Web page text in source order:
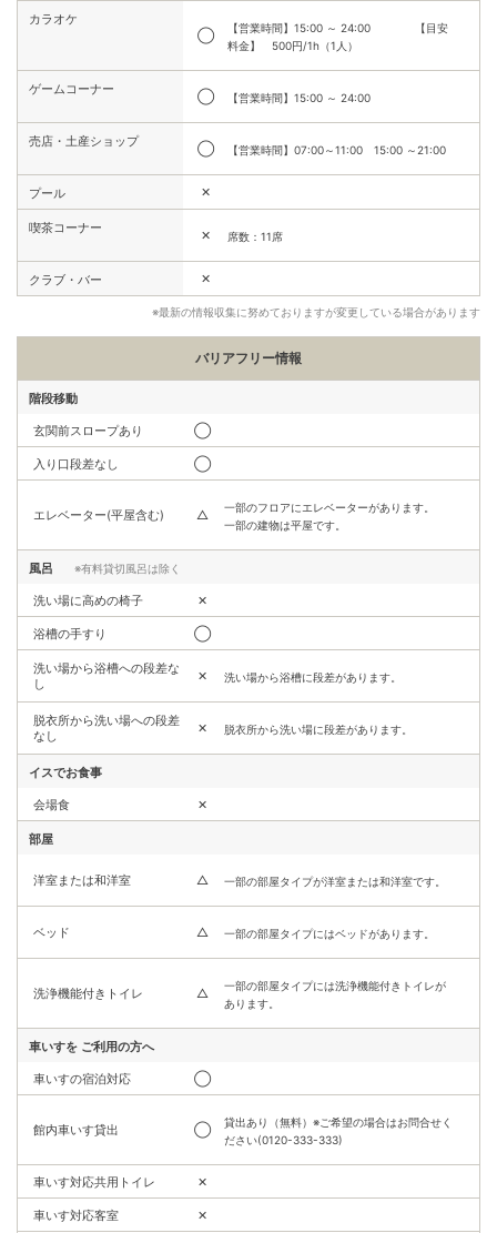
カラオケ
◯
【営業時間】15:00 ～ 24:00 【目安
料金】 500円/1h（1人）
ゲームコーナー
◯ 【営業時間】15:00 ～ 24:00
売店・土産ショップ
◯ 【営業時間】07:00～11:00 15:00 ～21:00
プール ✕
喫茶コーナー
✕ 席数：11席
クラブ・バー ✕
※最新の情報収集に努めておりますが変更している場合があります
バリアフリー情報
階段移動
玄関前スロープあり ◯
入り口段差なし ◯
エレベーター(平屋含む) △
一部のフロアにエレベーターがあります。
一部の建物は平屋です。
風呂 ※有料貸切風呂は除く
洗い場に高めの椅子 ✕
浴槽の手すり ◯
洗い場から浴槽への段差な
し
✕ 洗い場から浴槽に段差があります。
脱衣所から洗い場への段差
なし
✕ 脱衣所から洗い場に段差があります。
イスでお食事
会場食 ✕
部屋
洋室または和洋室 △ 一部の部屋タイプが洋室または和洋室です。
ベッド △ 一部の部屋タイプにはベッドがあります。
洗浄機能付きトイレ △
一部の部屋タイプには洗浄機能付きトイレが
あります。
車いすを ご利用の方へ
車いすの宿泊対応 ◯
館内車いす貸出 ◯
貸出あり（無料）※ご希望の場合はお問合せく
ださい(0120-333-333)
車いす対応共用トイレ ✕
車いす対応客室 ✕